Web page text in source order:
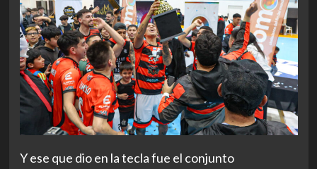
Y ese que dio en la tecla fue el conjunto